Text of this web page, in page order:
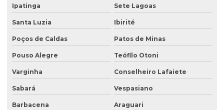
Empresa de análise granulométrica do solo
Empresa de análise de solo
Empresa de análise de solo e sedimento
Empresa coleta de efluentes
Empresa de ensaio percolação do solo
Empresa de ensaio de permeabilidade do solo
Ipatinga Sete Lagoas
Santa Luzia Ibirité
Poços de Caldas Patos de Minas
Pouso Alegre Teófilo Otoni
Varginha Conselheiro Lafaiete
Sabará Vespasiano
Barbacena Araguari